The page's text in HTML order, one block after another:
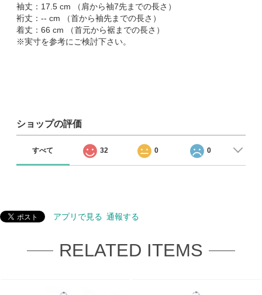
袖丈：17.5 cm （肩から袖7先までの長さ）
裄丈：-- cm （首から袖先までの長さ）
着丈：66 cm （首元から裾までの長さ）
※実寸を参考にご検討下さい。
ショップの評価
すべて 32 0 0
アプリで見る 通報する
RELATED ITEMS